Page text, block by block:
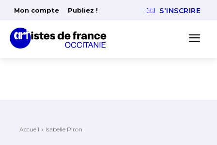
Mon compte Publiez ! S'INSCRIRE
Accueil Isabelle Piron